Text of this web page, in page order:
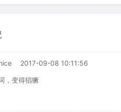
2017-09-08 10:11:56
，变得猖獗